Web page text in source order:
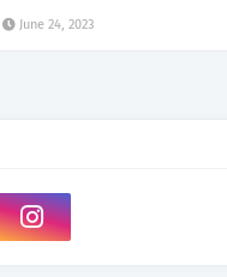
June 24, 2023